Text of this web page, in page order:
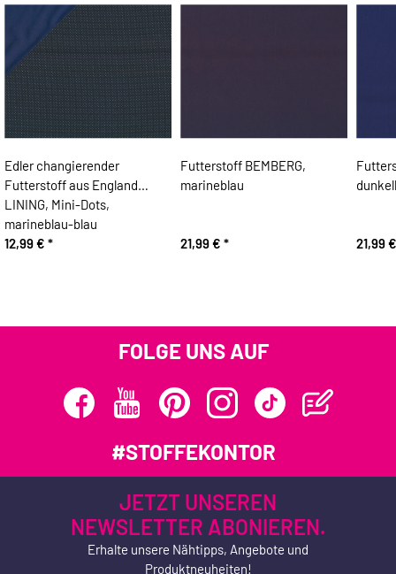
Edler changierender
Futterstoff aus England
LINING, Mini-Dots,
marineblau-blau
12,99 € *
Futterstoff BEMBERG,
marineblau
21,99 € * 21,99
FOLGE UNS AUF
#STOFFEKONTOR
JETZT UNSEREN
NEWSLETTER ABONIEREN.
Erhalte unsere Nähtipps, Angebote und
Produktneuheiten!